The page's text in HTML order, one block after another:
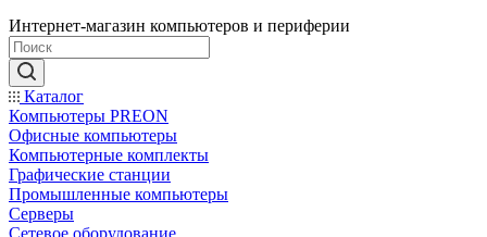
Интернет-магазин компьютеров и периферии
Каталог
Компьютеры PREON
Офисные компьютеры
Компьютерные комплекты
Графические станции
Промышленные компьютеры
Серверы
Сетевое оборудование